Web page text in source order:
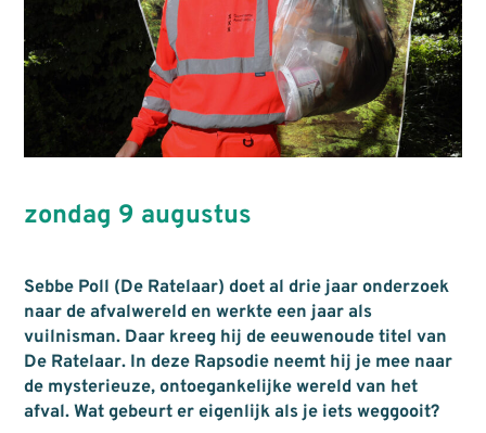
zondag 9 augustus
Sebbe Poll (De Ratelaar) doet al drie jaar onderzoek
naar de afvalwereld en werkte een jaar als
vuilnisman. Daar kreeg hij de eeuwenoude titel van
De Ratelaar. In deze Rapsodie neemt hij je mee naar
de mysterieuze, ontoegankelijke wereld van het
afval. Wat gebeurt er eigenlijk als je iets weggooit?